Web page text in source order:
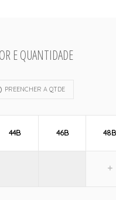
E QUANTIDADE
PREENCHER A QTDE
44B 46B 48B